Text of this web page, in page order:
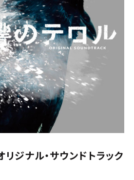
リジナル・サウンドトラック